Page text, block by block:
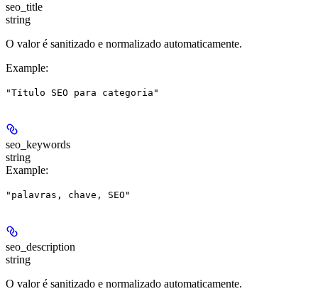
seo_title
string
O valor é sanitizado e normalizado automaticamente.
Example:
"Título SEO para categoria"
seo_keywords
string
Example:
"palavras, chave, SEO"
seo_description
string
O valor é sanitizado e normalizado automaticamente.